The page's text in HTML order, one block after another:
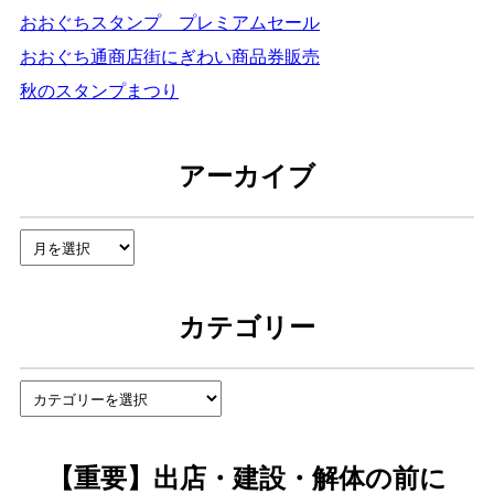
おおぐちスタンプ プレミアムセール
おおぐち通商店街にぎわい商品券販売
秋のスタンプまつり
アーカイブ
ー
カテゴリー
テ
【重要】出店・建設・解体の前に